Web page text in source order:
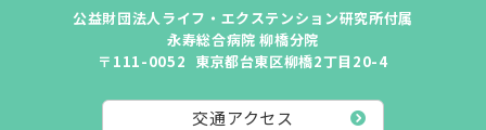
公益財団法人ライフ・エクステンション研究所付属
永寿総合病院 柳橋分院
〒111-0052 東京都台東区柳橋2丁目20-4
交通アクセス